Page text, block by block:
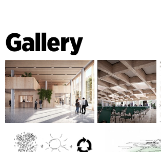
Diese Höfe sind auch die Knotenpunkte
jeder Etage schafft ein Lounge-Bereich in
Treffpunkte für Pausen und den Austausch
Ideen. Zusammen mit einem
Bibliothek im Erdgeschoss, die
Arbeitsbereich für neue Arbeitsweisen
bietet dieses Erschließungskonzept große
Hinblick auf unterschiedliche Nutzer im
Die Fassade des Gebäudes ist von der
Gallery